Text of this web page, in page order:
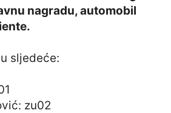
nagradu, automobil
sljedeće:
zu02